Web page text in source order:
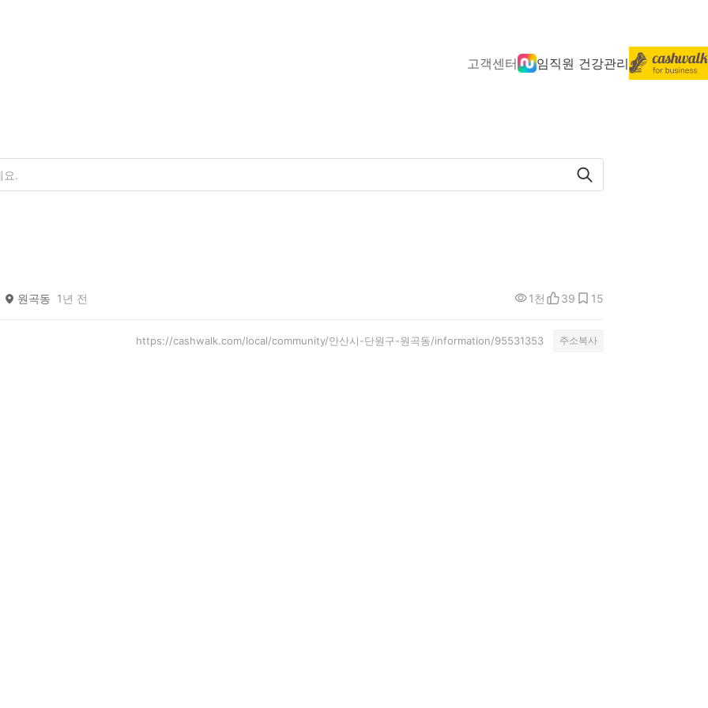
고객센터 임직원 건강관리
원곡동 1년 전 1천 39 15
https://cashwalk.com/local/community/안산시-단원구-원곡동/information/95531353 주소복사